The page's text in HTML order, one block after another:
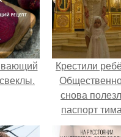
Крестили
снова
паспорт